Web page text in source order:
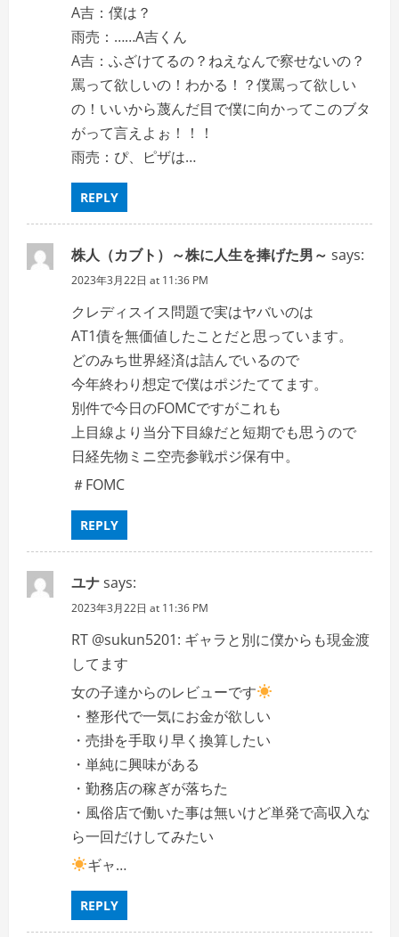
A吉：僕は？
雨売：……A吉くん
A吉：ふざけてるの？ねえなんで察せないの？
罵って欲しいの！わかる！？僕罵って欲しい
の！いいから蔑んだ目で僕に向かってこのブタ
がって言えよぉ！！！
雨売：ぴ、ピザは…
REPLY
株人（カブト）～株に人生を捧げた男～ says:
2023年3月22日 at 11:36 PM
クレディスイス問題で実はヤバいのは
AT1債を無価値したことだと思っています。
どのみち世界経済は詰んでいるので
今年終わり想定で僕はポジたててます。
別件で今日のFOMCですがこれも
上目線より当分下目線だと短期でも思うので
日経先物ミニ空売参戦ポジ保有中。
＃FOMC
REPLY
ユナsays:
2023年3月22日 at 11:36 PM
RT @sukun5201: ギャラと別に僕からも現金渡
してます
女の子達からのレビューです
・整形代で一気にお金が欲しい
・売掛を手取り早く換算したい
・単純に興味がある
・勤務店の稼ぎが落ちた
・風俗店で働いた事は無いけど単発で高収入な
ら一回だけしてみたい
ギャ…
REPLY